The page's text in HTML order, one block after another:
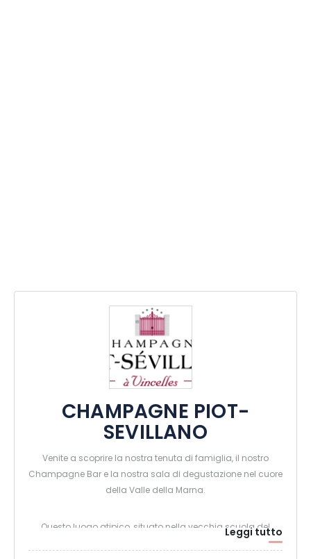
CHAMPAGNE PIOT-
SEVILLANO
Venite a scoprire la nostra tenuta di famiglia, il nostro
Champagne Bar e la nostra sala di degustazione nel cuore
della Valle della Marna.
Questo luogo atipico, situato nella vecchia scuola del
villaggio, vi sedurrà con la sua calda accoglienza. La sua
Leggi tutto